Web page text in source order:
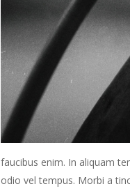
faucibus enim. In aliquam
odio vel tempus. Morbi a